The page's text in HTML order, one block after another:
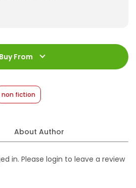
9786230311970
136 halaman
13 x 19
Softcover
Buy From
non fiction
About Author
in. Please login to leave a review